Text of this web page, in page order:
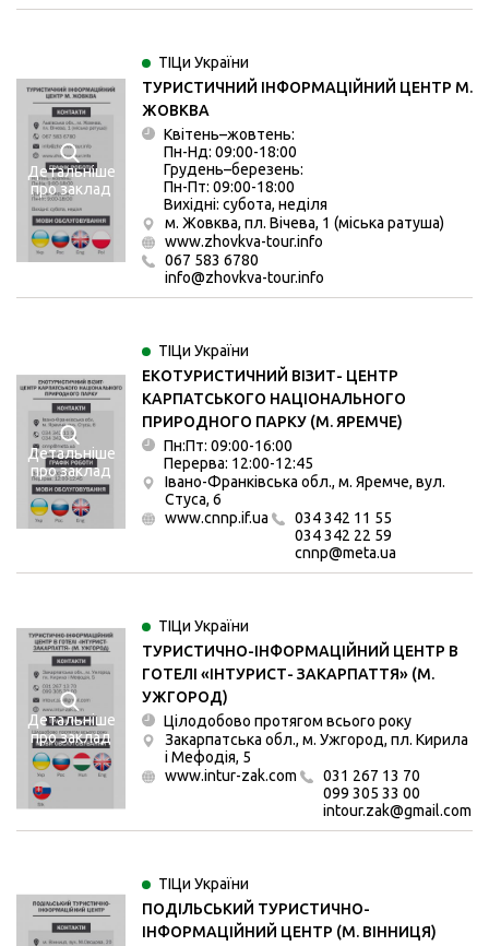
Детальніше
про заклад
ТІЦи України
ТУРИСТИЧНИЙ ІНФОРМАЦІЙНИЙ ЦЕНТР М.
ЖОВКВА
Квітень–жовтень:
Пн-Нд: 09:00-18:00
Грудень–березень:
Пн-Пт: 09:00-18:00
Вихідні: субота, неділя
м. Жовква, пл. Вічева, 1 (міська ратуша)
www.zhovkva-tour.info
067 583 6780
info@zhovkva-tour.info
Детальніше
про заклад
ТІЦи України
ЕКОТУРИСТИЧНИЙ ВІЗИТ- ЦЕНТР
КАРПАТСЬКОГО НАЦІОНАЛЬНОГО
ПРИРОДНОГО ПАРКУ (М. ЯРЕМЧЕ)
Пн:Пт: 09:00-16:00
Перерва: 12:00-12:45
Івано-Франківська обл., м. Яремче, вул.
Стуса, 6
www.cnnp.if.ua
034 342 11 55
034 342 22 59
cnnp@meta.ua
Детальніше
про заклад
ТІЦи України
ТУРИСТИЧНО-ІНФОРМАЦІЙНИЙ ЦЕНТР В
ГОТЕЛІ «ІНТУРИСТ- ЗАКАРПАТТЯ» (М.
УЖГОРОД)
Цілодобово протягом всього року
Закарпатська обл., м. Ужгород, пл. Кирила
і Мефодія, 5
www.intur-zak.com
031 267 13 70
099 305 33 00
intour.zak@gmail.com
ТІЦи України
ПОДІЛЬСЬКИЙ ТУРИСТИЧНО-
ІНФОРМАЦІЙНИЙ ЦЕНТР (М. ВІННИЦЯ)